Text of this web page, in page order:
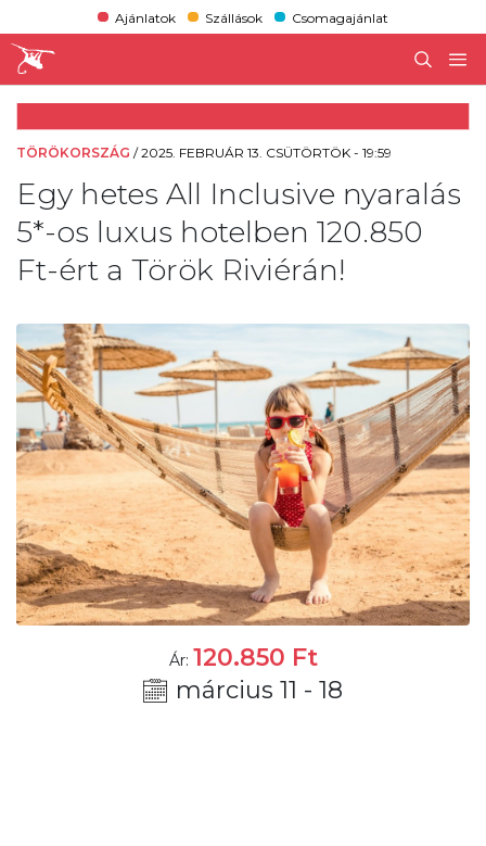
Ajánlatok Szállások Csomagajánlat
TÖRÖKORSZÁG /2025. FEBRUÁR 13. CSÜTÖRTÖK - 19:59
Egy hetes All Inclusive nyaralás
5*-os luxus hotelben 120.850
Ft-ért a Török Riviérán!
Ár: 120.850 Ft
március 11 - 18